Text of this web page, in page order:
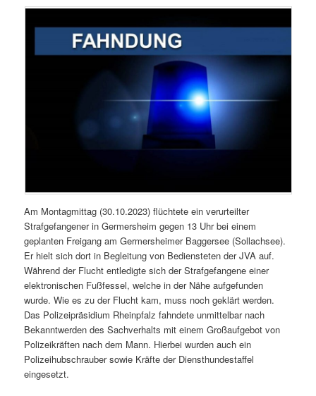
Am Montagmittag (30.10.2023) flüchtete ein verurteilter
Strafgefangener in Germersheim gegen 13 Uhr bei einem
geplanten Freigang am Germersheimer Baggersee (Sollachsee).
Er hielt sich dort in Begleitung von Bediensteten der JVA auf.
Während der Flucht entledigte sich der Strafgefangene einer
elektronischen Fußfessel, welche in der Nähe aufgefunden
wurde. Wie es zu der Flucht kam, muss noch geklärt werden.
Das Polizeipräsidium Rheinpfalz fahndete unmittelbar nach
Bekanntwerden des Sachverhalts mit einem Großaufgebot von
Polizeikräften nach dem Mann. Hierbei wurden auch ein
Polizeihubschrauber sowie Kräfte der Diensthundestaffel
eingesetzt.